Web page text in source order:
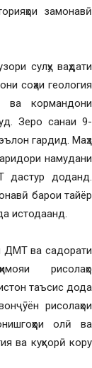
замонавӣ
сулҳу ваҳдати
соҳаи геология
ва кормандони
Зеро санаи 9-
гардид. Маҳз
намудани
дастур доданд.
барои тайёр
истодаанд.
ДМТ ва садорати
рисолаҳо
таъсис дода
рисолаҳои
олӣ ва
ва куҳкорӣ кору